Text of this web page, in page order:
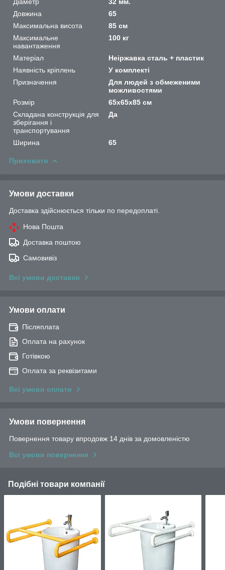
Довжина
65
Максимальна висота
85 см
Максимальне
навантаження
100 кг
Матеріал
Неіржавка сталь + пластик
Наявність кріплень
У комплекті
Призначення
Для людей з обмеженими
можливостями
Розмір
65х65х85 см
Складана конструкція для
зберігання і
транспортування
Да
Ширина 65
Приховати
Умови доставки
Доставка здійснюється тільки по передоплаті.
Нова Пошта
Доставка поштою
Самовивіз
Всі умови доставки
Умови оплати
Післяплата
Оплата на рахунок
Готівкою
Оплата за реквізитами
Всі умови оплати
Умови повернення
Повернення товару впродовж 14 днів за домовленістю
Всі умови повернення
Подібні товари компанії